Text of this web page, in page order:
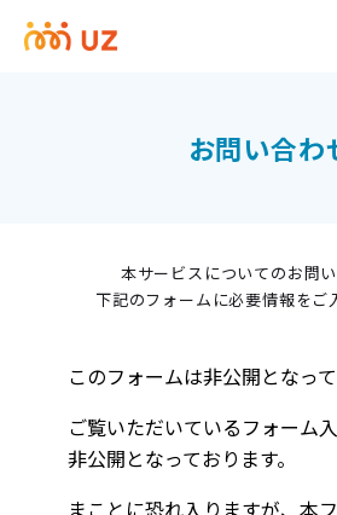
お問い合わ
本サービスについてのお問い
下記のフォームに必要情報をご